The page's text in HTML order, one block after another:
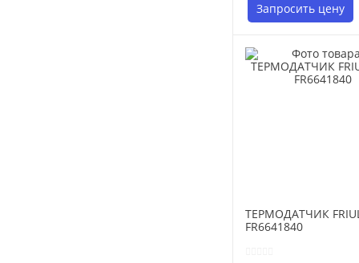
Запросить цену
ТЕРМОДАТЧИК
FR6641840